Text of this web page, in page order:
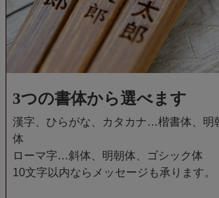
3つの書体から選べます
漢字、ひらがな、カタカナ…楷書体、明
体
ローマ字…斜体、明朝体、ゴシック体
10文字以内ならメッセージも承ります。